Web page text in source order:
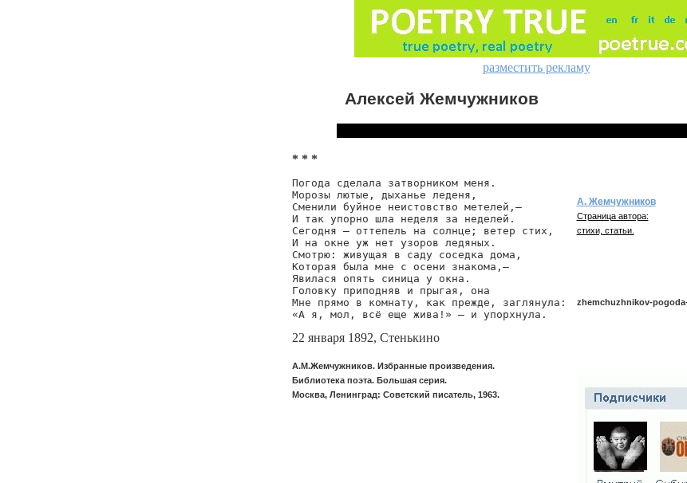
разместить рекламу
Алексей Жемчужников
* * *
Погода сделала затворником меня.
Морозы лютые, дыханье леденя,
Сменили буйное неистовство метелей,—
И так упорно шла неделя за неделей.
Сегодня — оттепель на солнце; ветер стих,
И на окне уж нет узоров ледяных.
Смотрю: живущая в саду соседка дома,
Которая была мне с осени знакома,—
Явилася опять синица у окна.
Головку приподняв и прыгая, она
Мне прямо в комнату, как прежде, заглянула:
«А я, мол, всё еще жива!» — и упорхнула.
22 января 1892, Стенькино
А.М.Жемчужников. Избранные произведения.
Библиотека поэта. Большая серия.
Москва, Ленинград: Советский писатель, 1963.
А. Жемчужников
Страница автора:
стихи, статьи.
zhemchuzhnikov-